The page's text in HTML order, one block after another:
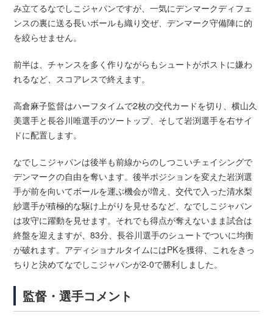
み立てるなでしこジャパンですが、一気にデンマークディフェ
ンスの裏に送る長いボールも織り交ぜ、デンマーク守備陣に的
を絞らせません。
前半は、チャンスを多く作りながらもシュートがポストに嫌わ
れるなど、スコアレスで終えます。
高倉麻子監督はハーフタイムで2枚の交代カードを切り、横山久
美選手と長谷川唯選手のツートップ、そして岩渕選手を右サイ
ドに配置します。
なでしこジャパンは後半も前線からのしつこいチェイシングで
デンマークの自由を奪います。後半ポジションを変えた岩渕選
手が前を向いてボールを運ぶ機会が増え、交代で入った清水梨
紗選手が積極的な駆け上がりを見せるなど、なでしこジャパン
は攻守に躍動を見せます。それでも得点が奪えないまま試合は
終盤を迎えますが、83分、長谷川選手のシュートでついに均衡
が破れます。アディショナルタイムにはPKを獲得、これをきっ
ちりと決めてなでしこジャパンが2-0で勝利しました。
監督・選手コメント